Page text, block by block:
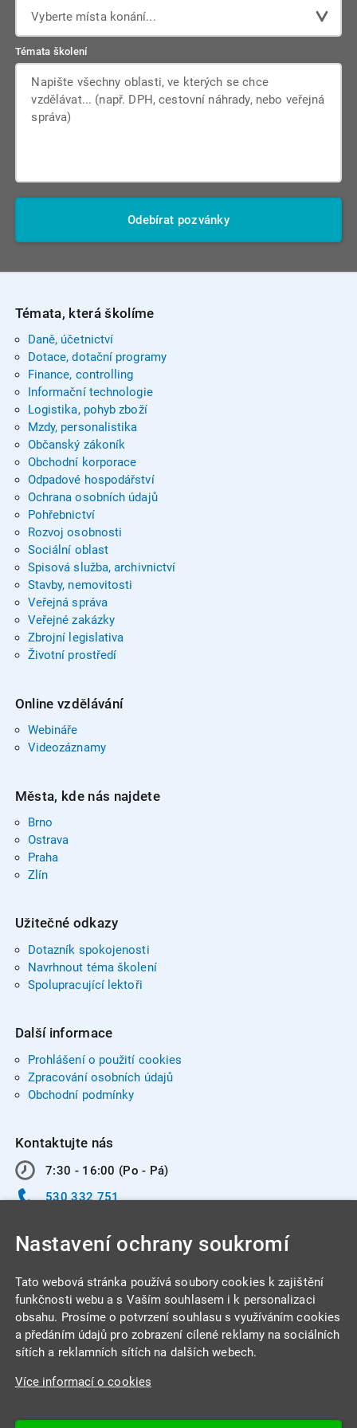
Vyberte místa konání...
Témata školení
Odebírat pozvánky
Témata, která školíme
Daně, účetnictví
Dotace, dotační programy
Finance, controlling
Informační technologie
Logistika, pohyb zboží
Mzdy, personalistika
Občanský zákoník
Obchodní korporace
Odpadové hospodářství
Ochrana osobních údajů
Pohřebnictví
Rozvoj osobnosti
Sociální oblast
Spisová služba, archivnictví
Stavby, nemovitosti
Veřejná správa
Veřejné zakázky
Zbrojní legislativa
Životní prostředí
Online vzdělávání
Webináře
Videozáznamy
Města, kde nás najdete
Brno
Ostrava
Praha
Zlín
Užitečné odkazy
Dotazník spokojenosti
Navrhnout téma školení
Spolupracující lektoři
Další informace
Prohlášení o použití cookies
Zpracování osobních údajů
Obchodní podmínky
Kontaktujte nás
7:30 - 16:00 (Po - Pá)
530 332 751
INTEGRA CENTRUM s.r.o.
Jabloňová 662/7
Nastavení ochrany soukromí
Tato webová stránka používá soubory cookies k zajištění
funkčnosti webu a s Vaším souhlasem i k personalizaci
obsahu. Prosíme o potvrzení souhlasu s využíváním cookies
a předáním údajů pro zobrazení cílené reklamy na sociálních
sítích a reklamních sítích na dalších webech.
Více informací o cookies